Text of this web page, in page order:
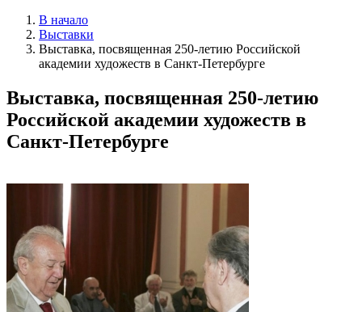
В начало
Выставки
Выставка, посвященная 250-летию Российской
академии художеств в Санкт-Петербурге
Выставка, посвященная 250-летию
Российской академии художеств в
Санкт-Петербурге